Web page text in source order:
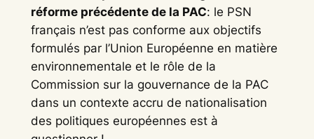
réforme précédente de la PAC: le PSN
français n’est pas conforme aux objectifs
formulés par l’Union Européenne en matière
environnementale et le rôle de la
Commission sur la gouvernance de la PAC
dans un contexte accru de nationalisation
des politiques européennes est à